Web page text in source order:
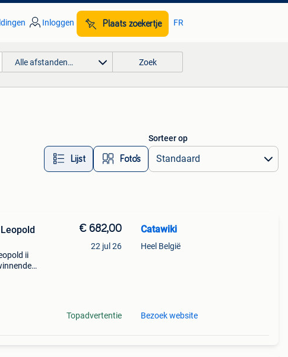
Inloggen Plaats zoekertje FR
Alle afstanden… Zoek
Lijst Foto’s
Sorteer op
ii
€ 682,00
22 jul 26
Topadvertentie
Catawiki
Heel België
Bezoek website